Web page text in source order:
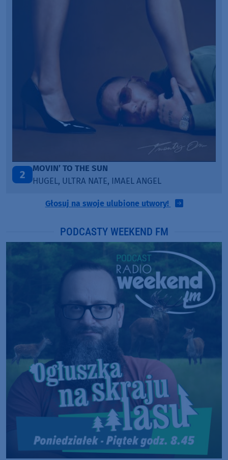
3
LEGENDARY LOVERS (SAVE ME)
KATY PERRY & CHIEF KEEF
Głosuj na swoje ulubione utwory!
PODCASTY WEEKEND FM